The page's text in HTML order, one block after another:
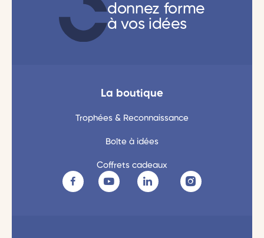
donnez forme
à vos idées
La boutique
Trophées & Reconnaissance
Boîte à idées
Coffrets cadeaux